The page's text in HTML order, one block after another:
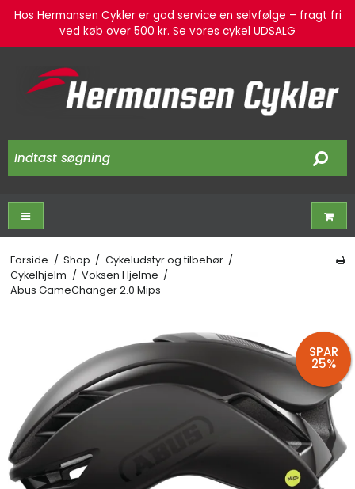
Hos Hermansen Cykler er god service en selvfølge – fragt fri
ved køb over 500 kr. Se vores cykel UDSALG
Forside / Shop / Cykeludstyr og tilbehør /
Cykelhjelm / Voksen Hjelme /
Abus GameChanger 2.0 Mips
SPAR
25%